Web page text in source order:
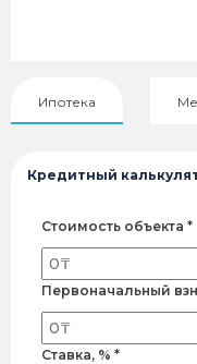
Ипотека
Кредитный
Стоимость объекта *
Первоначальный
Ставка, % *